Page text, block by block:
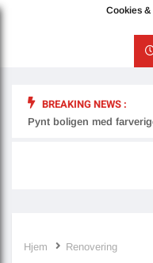
Cookies
BREAKING NEWS :
Pynt boligen med
Hjem Renovering